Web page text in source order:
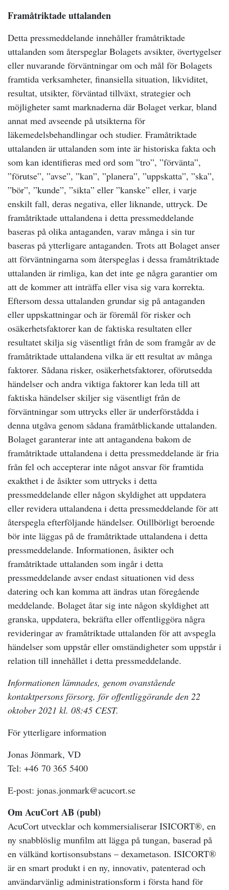
Framåtriktade uttalanden
Detta pressmeddelande innehåller framåtriktade
uttalanden som återspeglar Bolagets avsikter, övertygelser
eller nuvarande förväntningar om och mål för Bolagets
framtida verksamheter, finansiella situation, likviditet,
resultat, utsikter, förväntad tillväxt, strategier och
möjligheter samt marknaderna där Bolaget verkar, bland
annat med avseende på utsikterna för
läkemedelsbehandlingar och studier. Framåtriktade
uttalanden är uttalanden som inte är historiska fakta och
som kan identifieras med ord som ”tro”, ”förvänta”,
”förutse”, ”avse”, ”kan”, ”planera”, ”uppskatta”, ”ska”,
”bör”, ”kunde”, ”sikta” eller ”kanske” eller, i varje
enskilt fall, deras negativa, eller liknande, uttryck. De
framåtriktade uttalandena i detta pressmeddelande
baseras på olika antaganden, varav många i sin tur
baseras på ytterligare antaganden. Trots att Bolaget anser
att förväntningarna som återspeglas i dessa framåtriktade
uttalanden är rimliga, kan det inte ge några garantier om
att de kommer att inträffa eller visa sig vara korrekta.
Eftersom dessa uttalanden grundar sig på antaganden
eller uppskattningar och är föremål för risker och
osäkerhetsfaktorer kan de faktiska resultaten eller
resultatet skilja sig väsentligt från de som framgår av de
framåtriktade uttalandena vilka är ett resultat av många
faktorer. Sådana risker, osäkerhetsfaktorer, oförutsedda
händelser och andra viktiga faktorer kan leda till att
faktiska händelser skiljer sig väsentligt från de
förväntningar som uttrycks eller är underförstådda i
denna utgåva genom sådana framåtblickande uttalanden.
Bolaget garanterar inte att antagandena bakom de
framåtriktade uttalandena i detta pressmeddelande är fria
från fel och accepterar inte något ansvar för framtida
exakthet i de åsikter som uttrycks i detta
pressmeddelande eller någon skyldighet att uppdatera
eller revidera uttalandena i detta pressmeddelande för att
återspegla efterföljande händelser. Otillbörligt beroende
bör inte läggas på de framåtriktade uttalandena i detta
pressmeddelande. Informationen, åsikter och
framåtriktade uttalanden som ingår i detta
pressmeddelande avser endast situationen vid dess
datering och kan komma att ändras utan föregående
meddelande. Bolaget åtar sig inte någon skyldighet att
granska, uppdatera, bekräfta eller offentliggöra några
revideringar av framåtriktade uttalanden för att avspegla
händelser som uppstår eller omständigheter som uppstår i
relation till innehållet i detta pressmeddelande.
Informationen lämnades, genom ovanstående
kontaktpersons försorg, för offentliggörande den 22
oktober 2021 kl. 08:45 CEST.
För ytterligare information
Jonas Jönmark, VD
Tel: +46 70 365 5400
E-post: jonas.jonmark@acucort.se
Om AcuCort AB (publ)
AcuCort utvecklar och kommersialiserar ISICORT®, en
ny snabblöslig munfilm att lägga på tungan, baserad på
en välkänd kortisonsubstans – dexametason. ISICORT®
är en smart produkt i en ny, innovativ, patenterad och
användarvänlig administrationsform i första hand för